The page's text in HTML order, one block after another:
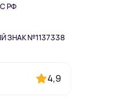
РФ
ЗНАК №1137338
4,9